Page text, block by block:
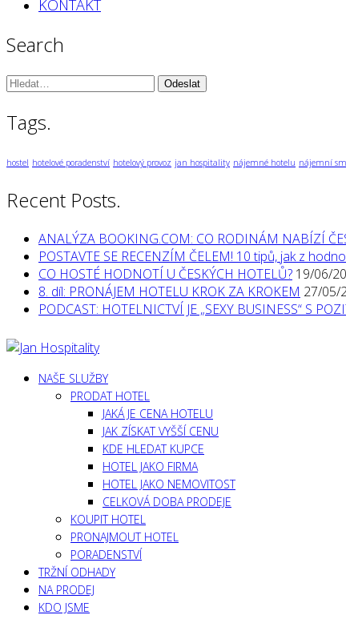
KONTAKT
Search
Vyhledávání:
Tags.
hostel hotelové poradenství hotelový provoz jan hospitality nájemné hotelu nájemní
Recent Posts.
ANALÝZA BOOKING.COM: CO RODINÁM NABÍZÍ
POSTAVTE SE RECENZÍM ČELEM! 10 tipů, jak z
CO HOSTÉ HODNOTÍ U ČESKÝCH HOTELŮ? 19/06/
8. díl: PRONÁJEM HOTELU KROK ZA KROKEM 27/05/
PODCAST: HOTELNICTVÍ JE „SEXY BUSINESS“ S
NAŠE SLUŽBY
PRODAT HOTEL
JAKÁ JE CENA HOTELU
JAK ZÍSKAT VYŠŠÍ CENU
KDE HLEDAT KUPCE
HOTEL JAKO FIRMA
HOTEL JAKO NEMOVITOST
CELKOVÁ DOBA PRODEJE
KOUPIT HOTEL
PRONAJMOUT HOTEL
PORADENSTVÍ
TRŽNÍ ODHADY
NA PRODEJ
KDO JSME